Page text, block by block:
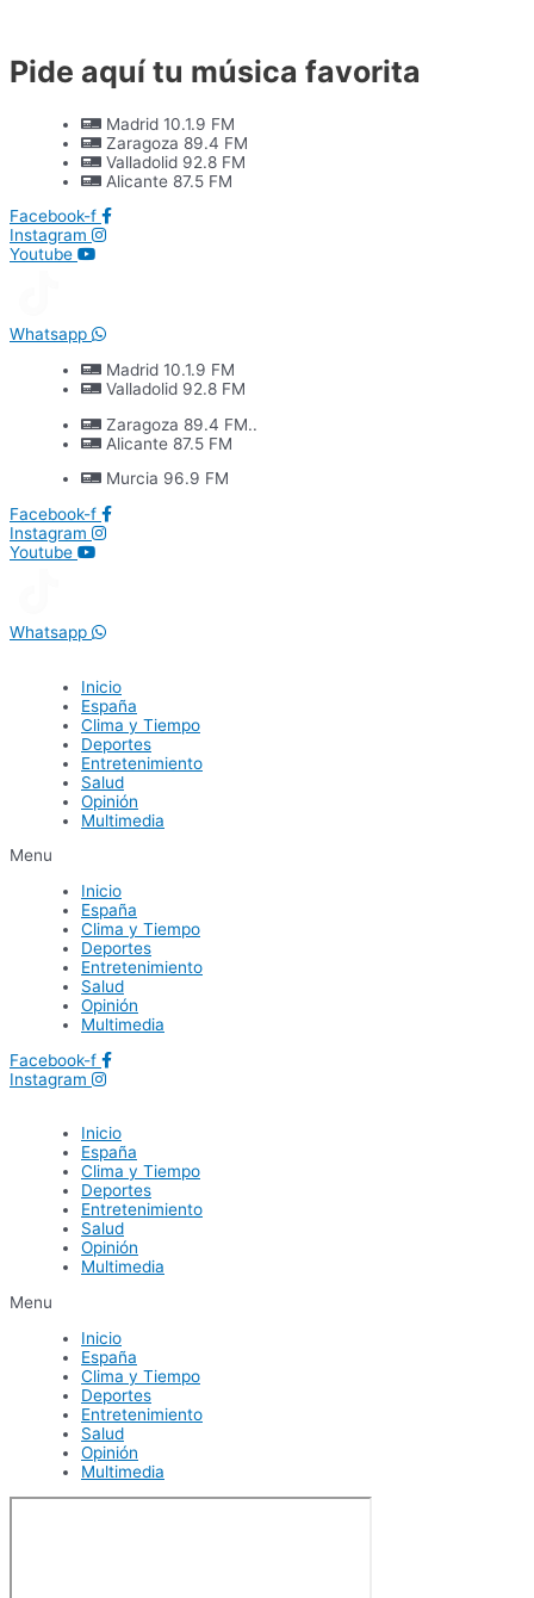
contenido
Pide aquí tu música favorita
Madrid 10.1.9 FM
Zaragoza 89.4 FM
Valladolid 92.8 FM
Alicante 87.5 FM
Facebook-f
Instagram
Youtube
Whatsapp
Madrid 10.1.9 FM
Valladolid 92.8 FM
Zaragoza 89.4 FM..
Alicante 87.5 FM
Murcia 96.9 FM
Facebook-f
Instagram
Youtube
Whatsapp
Inicio
España
Clima y Tiempo
Deportes
Entretenimiento
Salud
Opinión
Multimedia
Menu
Inicio
España
Clima y Tiempo
Deportes
Entretenimiento
Salud
Opinión
Multimedia
Facebook-f
Instagram
Inicio
España
Clima y Tiempo
Deportes
Entretenimiento
Salud
Opinión
Multimedia
Menu
Inicio
España
Clima y Tiempo
Deportes
Entretenimiento
Salud
Opinión
Multimedia